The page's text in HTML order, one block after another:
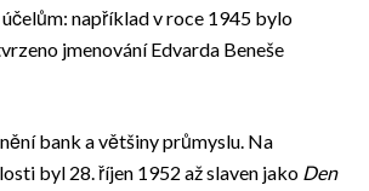
například v roce 1945 bylo
jmenování Edvarda Beneše
bank a většiny průmyslu. Na
byl 28. říjen 1952 až slaven jako Den